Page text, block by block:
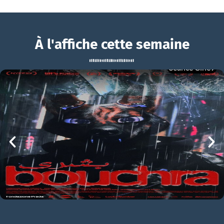
Tout va super
Tout va super Teaser VF
À l'affiche cette semaine
BOUCHRA
mer 05/08
21h00